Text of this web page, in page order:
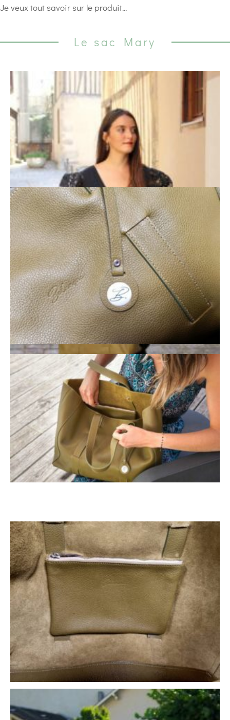
Je veux tout savoir sur le produit...
Le sac Mary